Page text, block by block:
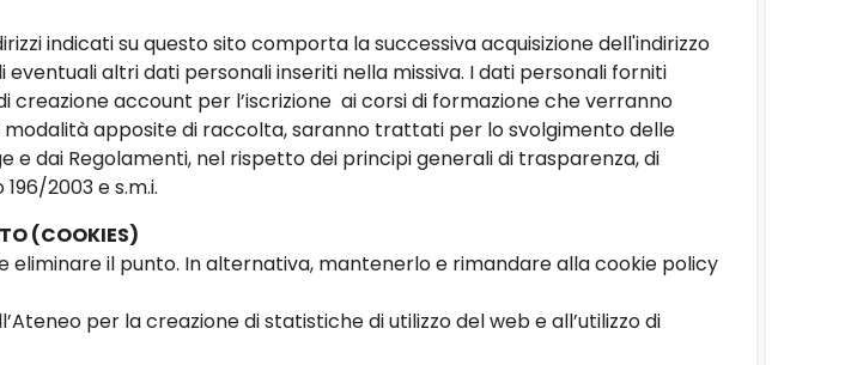
indicati su questo sito comporta la successiva acquisizione dell'indirizzo
altri dati personali inseriti nella missiva. I dati personali forniti
account per l’iscrizione ai corsi di formazione che verranno
apposite di raccolta, saranno trattati per lo svolgimento delle
dai Regolamenti, nel rispetto dei principi generali di trasparenza, di
2003 e s.m.i.
(COOKIES)
eliminare il punto. In alternativa, mantenerlo e rimandare alla cookie policy
per la creazione di statistiche di utilizzo del web e all’utilizzo di